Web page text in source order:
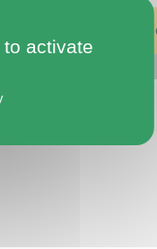
l'intégralité
activate